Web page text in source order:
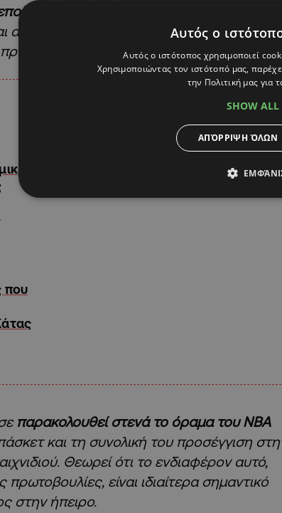
απαραίτητος για το μέλλον του
προσηλωμένος σε αυτή τη θέση.
που
παρακολουθεί στενά το όραμα του NBA
και τη συνολική του προσέγγιση
Θεωρεί ότι το ενδιαφέρον αυτό,
είναι ιδιαίτερα σημαντικό
στην ήπειρο.
Αυτός ο
Αυτός ο ιστότοπος χρησιμοποιεί
Χρησιμοποιώντας τον ιστότοπό μας,
την Πολιτική μας για
SHOW ALL
ΑΠΌΡΡΙΨΗ ΌΛΩΝ